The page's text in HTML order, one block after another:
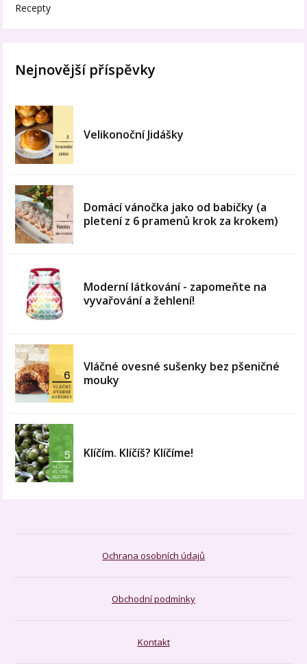
Recepty
Nejnovější příspěvky
Velikonoční Jidášky
Domácí vánočka jako od babičky (a
pletení z 6 pramenů krok za krokem)
Moderní látkování - zapomeňte na
vyvařování a žehlení!
Vláčné ovesné sušenky bez pšeničné
mouky
Klíčím. Klíčíš? Klíčíme!
Ochrana osobních údajů
Obchodní podmínky
Kontakt